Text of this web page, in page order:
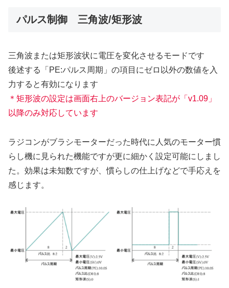
パルス制御 三角波/矩形波
三角波または矩形波状に電圧を変化させるモードです
後述する「PE:パルス周期」の項目にゼロ以外の数値を入
力すると有効になります
＊矩形波の設定は画面右上のバージョン表記が「v1.09」
以降のみ対応しています
ラジコンがブラシモーターだった時代に人気のモーター慣
らし機に見られた機能ですが更に細かく設定可能にしまし
た。効果は未知数ですが、慣らしの仕上げなどで手応えを
感じます。